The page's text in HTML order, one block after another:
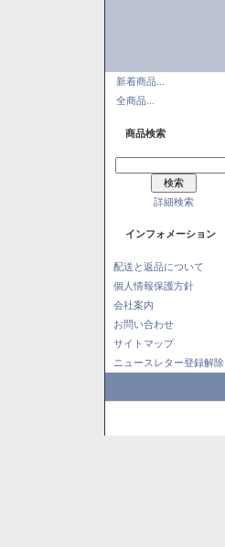
新着商品...
全商品...
商品検索
詳細検索
インフォメーション
配送と返品について
個人情報保護方針
会社案内
お問い合わせ
サイトマップ
ニュースレター登録解除